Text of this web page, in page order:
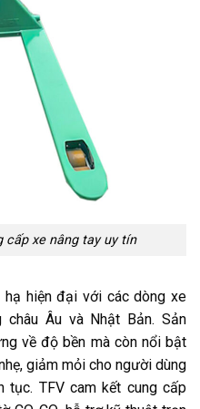
cấp xe nâng tay uy tín
hạ hiện đại với các dòng xe
Âu và Nhật Bản. Sản
về độ bền mà còn nổi bật
giảm mỏi cho người dùng
tục. TFV cam kết cung cấp